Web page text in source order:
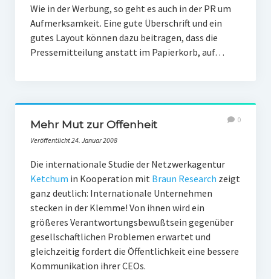
Wie in der Werbung, so geht es auch in der PR um
Aufmerksamkeit. Eine gute Überschrift und ein
gutes Layout können dazu beitragen, dass die
Pressemitteilung anstatt im Papierkorb, auf…
Mehr Mut zur Offenheit
Veröffentlicht 24. Januar 2008
0
Die internationale Studie der Netzwerkagentur
Ketchum in Kooperation mit Braun Research zeigt
ganz deutlich: Internationale Unternehmen
stecken in der Klemme! Von ihnen wird ein
größeres Verantwortungsbewußtsein gegenüber
gesellschaftlichen Problemen erwartet und
gleichzeitig fordert die Öffentlichkeit eine bessere
Kommunikation ihrer CEOs.